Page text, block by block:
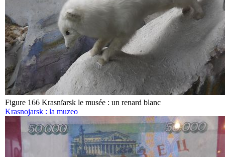
Figure 166 Krasnïarsk le musée : un renard blanc
Krasnojarsk : la muzeo